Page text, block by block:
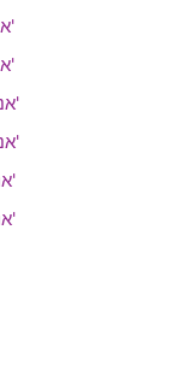
אנסמבל וסדנה באלתור 2 - חלק ב'
אנסמבל וסדנה באלתור 2 - חלק א'
אנסמבל וסדנא באילתור 3 - חלק ב'
אנסמבל וסדנא באילתור 3 - חלק א'
אנסמבל וסדנא באילתור 1 - חלק ב'
אנסמבל וסדנא באילתור 1 - חלק א'